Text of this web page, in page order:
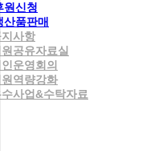
원신청
산품판매
사항
공유자료실
운영회의
역량강화
사업&수탁자료